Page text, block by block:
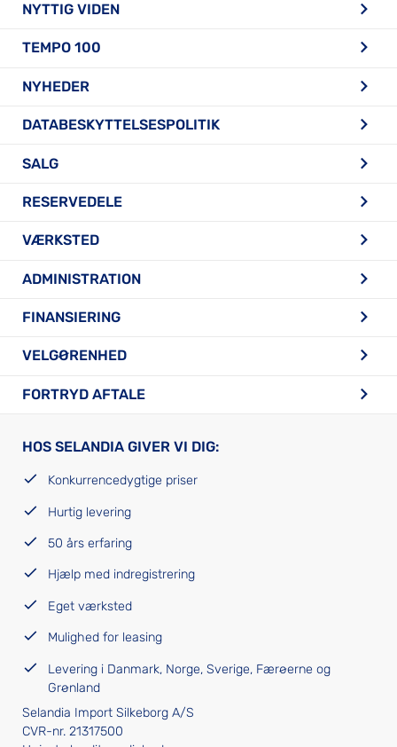
NYTTIG VIDEN
TEMPO 100
NYHEDER
DATABESKYTTELSESPOLITIK
SALG
RESERVEDELE
VÆRKSTED
ADMINISTRATION
FINANSIERING
VELGØRENHED
FORTRYD AFTALE
HOS SELANDIA GIVER VI DIG:
Konkurrencedygtige priser
Hurtig levering
50 års erfaring
Hjælp med indregistrering
Eget værksted
Mulighed for leasing
Levering i Danmark, Norge, Sverige, Færøerne og
Grønland
Selandia Import Silkeborg A/S
CVR-nr. 21317500